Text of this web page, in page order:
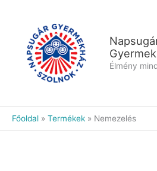
Élmény
Főoldal Termékek Nemezelés